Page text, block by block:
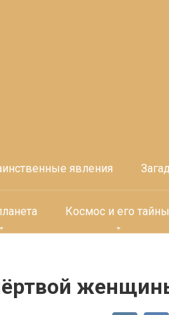
явления
Космос и его тайны